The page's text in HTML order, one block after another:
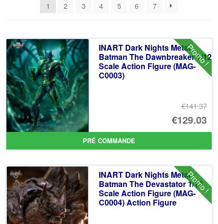
récent
1 2 3 4 5 6 7
Promo !
INART Dark Nights Metal
Batman The Dawnbreaker 1/12
Scale Action Figure (MAG-
C0003)
€141.37
Le
€129.03
Le
PRÉ COMMANDE
Promo !
INART Dark Nights Metal
Batman The Devastator 1/12
Scale Action Figure (MAG-
C0004) Action Figure